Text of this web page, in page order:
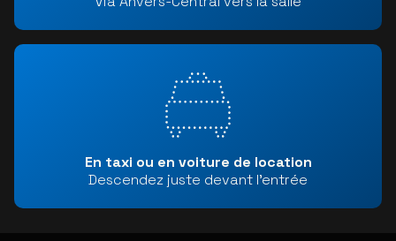
En taxi ou en voiture de location
Descendez juste devant l'entrée